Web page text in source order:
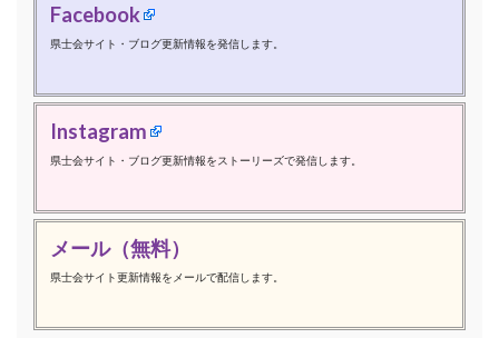
Facebook
県士会サイト・ブログ更新情報を発信します。
Instagram
県士会サイト・ブログ更新情報をストーリーズで発信します。
メール（無料）
県士会サイト更新情報をメールで配信します。